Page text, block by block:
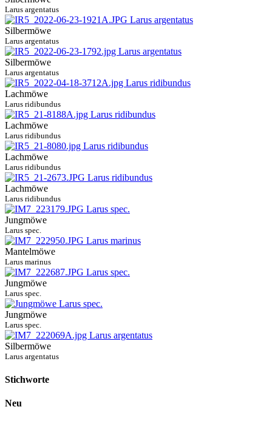
Larus argentatus
Silbermöwe
Larus argentatus
Silbermöwe
Larus argentatus
Lachmöwe
Larus ridibundus
Lachmöwe
Larus ridibundus
Lachmöwe
Larus ridibundus
Lachmöwe
Larus ridibundus
Jungmöwe
Larus spec.
Mantelmöwe
Larus marinus
Jungmöwe
Larus spec.
Jungmöwe
Larus spec.
Silbermöwe
Larus argentatus
Stichworte
Neu